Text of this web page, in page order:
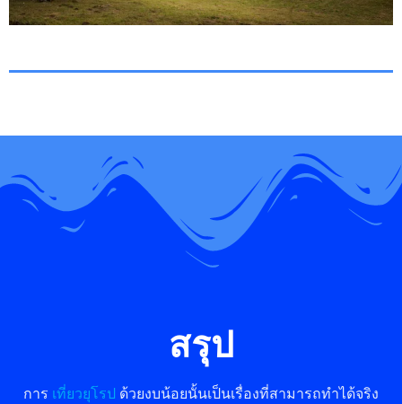
สรุป
การ เที่ยวยุโรป ด้วยงบน้อยนั้นเป็นเรื่องที่สามารถทำได้จริง